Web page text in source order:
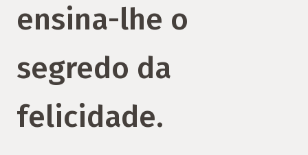
ensina-lhe o
segredo da
felicidade.